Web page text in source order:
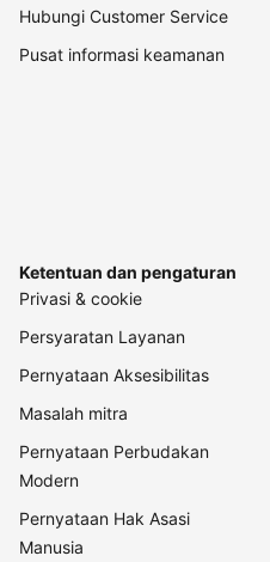
Hubungi Customer Service
Pusat informasi keamanan
Ketentuan dan pengaturan
Privasi & cookie
Persyaratan Layanan
Pernyataan Aksesibilitas
Masalah mitra
Pernyataan Perbudakan
Modern
Pernyataan Hak Asasi
Manusia